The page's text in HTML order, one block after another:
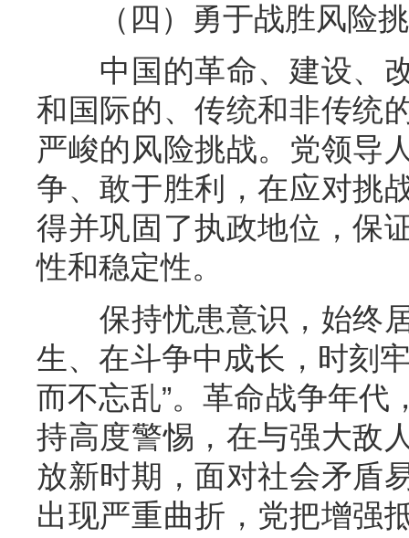
（四）勇于战胜风险
中国的革命、建设、改
和国际的、传统和非传统
严峻的风险挑战。党领导
争、敢于胜利，在应对挑
得并巩固了执政地位，保
性和稳定性。
保持忧患意识，始终居
生、在斗争中成长，时刻
而不忘乱”。革命战争年
持高度警惕，在与强大敌
放新时期，面对社会矛盾
出现严重曲折，党把增强